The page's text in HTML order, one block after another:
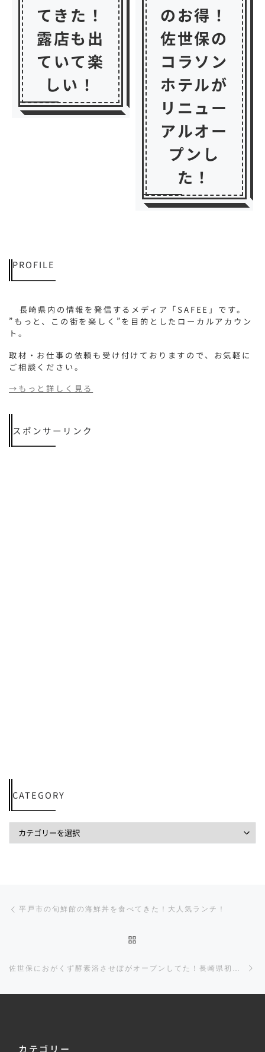
てきた！
露店も出
ていて楽
しい！
のお得！
佐世保の
コラソン
ホテルが
リニュー
アルオー
プンし
た！
PROFILE
長崎県内の情報を発信するメディア「SAFEE」です。
”もっと、この街を楽しく”を目的としたローカルアカウン
ト。
取材・お仕事の依頼も受け付けておりますので、お気軽に
ご相談ください。
→もっと詳しく見る
スポンサーリンク
CATEGORY
投稿ナビゲーション
平戸市の旬鮮館の海鮮丼を食べてきた！大人気ランチ！
佐世保におがくず酵素浴させぼがオープンしてた！長崎県初！お肌が若返ったんですけど！
カテゴリー